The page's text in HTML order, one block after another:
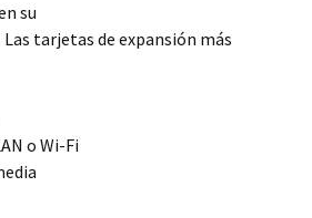
su
tarjetas de expansión más
o Wi-Fi